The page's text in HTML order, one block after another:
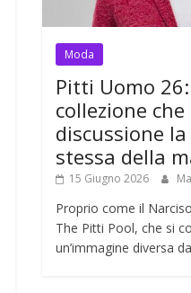
Moda
Pitti Uomo
collezione
discussione
stessa della
15 Giugno 2026
Proprio come il
The Pitti Pool, che si
un’immagine diversa